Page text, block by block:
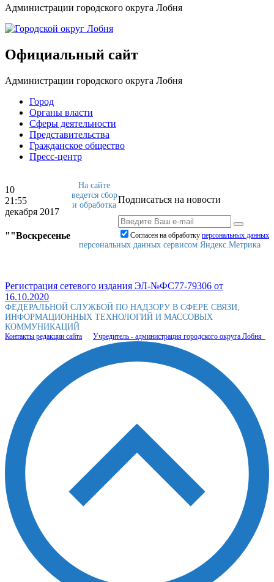
Администрации городского округа Лобня
Официальный сайт
Администрации городского округа Лобня
Город
Органы власти
Сферы деятельности
Представительства
Гражданское общество
Пресс-центр
10
21:55
декабря 2017
""Воскресенье
Подписаться на новости
Согласен на обработку персональныx данных
На сайте
ведется сбор
и обработка
персональных данных сервисом Яндекс.Метрика
Регистрация сетевого издания ЭЛ-№ФС77-79306 от
16.10.2020
ФЕДЕРАЛЬНОЙ СЛУЖБОЙ ПО НАДЗОРУ В СФЕРЕ СВЯЗИ,
ИНФОРМАЦИОННЫХ ТЕХНОЛОГИЙ И МАССОВЫХ
КОММУНИКАЦИЙ
Контакты редакции сайта Учредитель - администрация городского округа Лобня